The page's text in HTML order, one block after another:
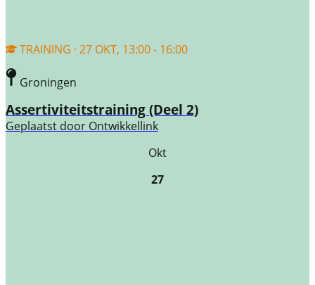
TRAINING · 27 OKT, 13:00 - 16:00
Groningen
Assertiviteitstraining (Deel 2)
Geplaatst door Ontwikkellink
Okt
27